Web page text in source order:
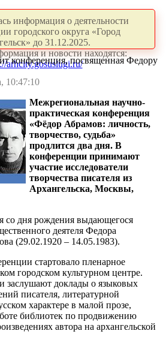
информация о деятельности
городского округа «Город
до 31.12.2025.
и новости находятся:
arhcity.gosuslugi.ru/
конференция, посвященная Федору
10:47:10
Межрегиональная научно-
практическая конференция
«Фёдор Абрамов: личность,
творчество, судьба»
продлится два дня. В
конференции принимают
участие исследователи
творчества писателя из
Архангельска, Москвы,
со дня рождения выдающегося
деятеля Федора
(29.02.1920 – 14.05.1983).
стартовало пленарное
городском культурном центре.
заслушают доклады о языковых
писателя, литературной
характере в малой прозе,
библиотек по продвижению
автора на архангельской